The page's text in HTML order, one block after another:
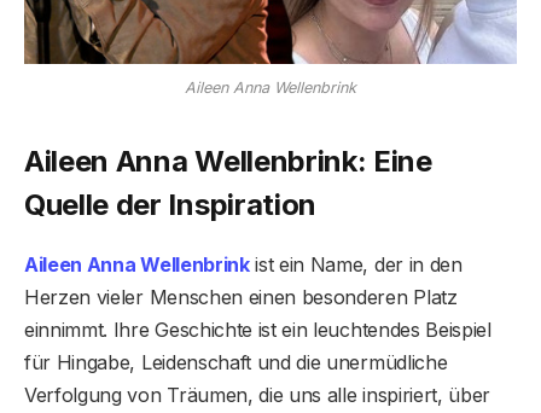
Aileen Anna Wellenbrink
Aileen Anna Wellenbrink: Eine
Quelle der Inspiration
Aileen Anna Wellenbrinkist ein Name, der in den
Herzen vieler Menschen einen besonderen Platz
einnimmt. Ihre Geschichte ist ein leuchtendes Beispiel
für Hingabe, Leidenschaft und die unermüdliche
Verfolgung von Träumen, die uns alle inspiriert, über